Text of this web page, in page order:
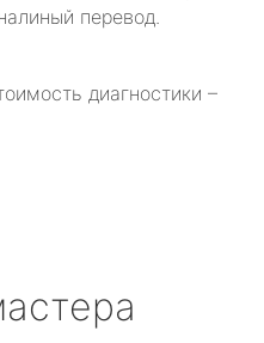
перевод.
диагностики –